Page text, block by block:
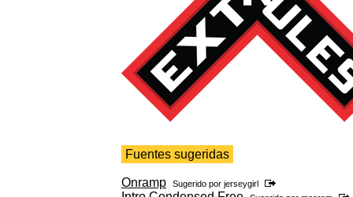
Fuentes sugeridas
Onramp Sugerido por jerseygirl